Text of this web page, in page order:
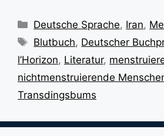
Kategorien
Deutsche Sprache, Iran,
Schlagwörter
Blutbuch, Deutscher
l’Horizon, Literatur,
nichtmenstruierende
Transdingsbums